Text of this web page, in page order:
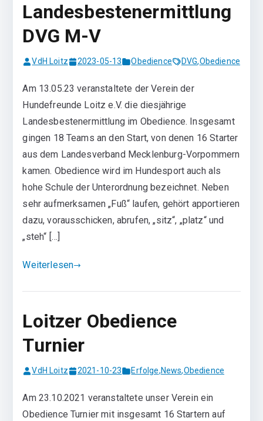
Landesbestenermittlung
DVG M-V
VdH Loitz 2023-05-13 Obedience DVG,Obedience
Am 13.05.23 veranstaltete der Verein der
Hundefreunde Loitz e.V. die diesjährige
Landesbestenermittlung im Obedience. Insgesamt
gingen 18 Teams an den Start, von denen 16 Starter
aus dem Landesverband Mecklenburg-Vorpommern
kamen. Obedience wird im Hundesport auch als
hohe Schule der Unterordnung bezeichnet. Neben
sehr aufmerksamen „Fuß“ laufen, gehört apportieren
dazu, vorausschicken, abrufen, „sitz“, „platz“ und
„steh“ […]
Weiterlesen
Loitzer Obedience
Turnier
VdH Loitz 2021-10-23 Erfolge,News,Obedience
Am 23.10.2021 veranstaltete unser Verein ein
Obedience Turnier mit insgesamt 16 Startern auf